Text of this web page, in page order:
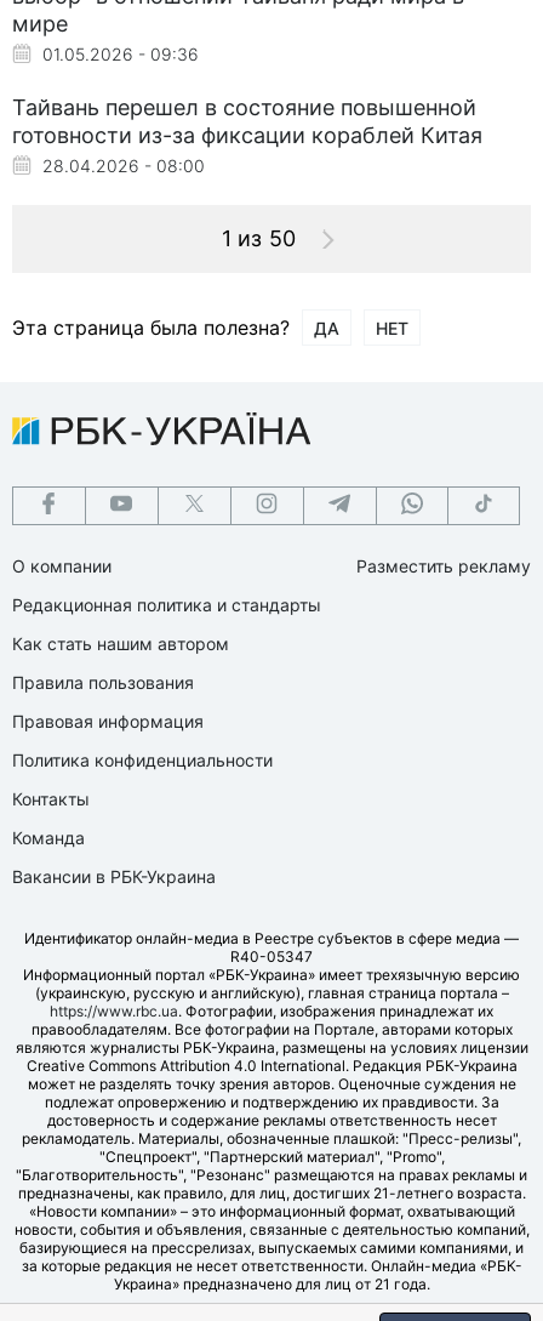
мире
01.05.2026 - 09:36
Тайвань перешел в состояние повышенной
готовности из-за фиксации кораблей Китая
28.04.2026 - 08:00
1 из 50
Эта страница была полезна? ДА НЕТ
О компании
Редакционная политика и стандарты
Как стать нашим автором
Правила пользования
Правовая информация
Политика конфиденциальности
Контакты
Команда
Вакансии в РБК-Украина
Разместить рекламу
Идентификатор онлайн-медиа в Реестре субъектов в сфере медиа —
R40-05347
Информационный портал «РБК-Украина» имеет трехязычную версию
(украинскую, русскую и английскую), главная страница портала –
https://www.rbc.ua. Фотографии, изображения принадлежат их
правообладателям. Все фотографии на Портале, авторами которых
являются журналисты РБК-Украина, размещены на условиях лицензии
Creative Commons Attribution 4.0 International. Редакция РБК-Украина
может не разделять точку зрения авторов. Оценочные суждения не
подлежат опровержению и подтверждению их правдивости. За
достоверность и содержание рекламы ответственность несет
рекламодатель. Материалы, обозначенные плашкой: "Пресс-релизы",
"Спецпроект", "Партнерский материал", "Promo",
"Благотворительность", "Резонанс" размещаются на правах рекламы и
предназначены, как правило, для лиц, достигших 21-летнего возраста.
«Новости компании» – это информационный формат, охватывающий
новости, события и объявления, связанные с деятельностью компаний,
базирующиеся на прессрелизах, выпускаемых самими компаниями, и
за которые редакция не несет ответственности. Онлайн-медиа «РБК-
Украина» предназначено для лиц от 21 года.